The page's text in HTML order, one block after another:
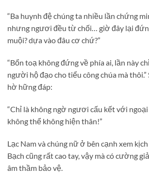
“Ba huynh đệ chúng ta nhiều lần chứng
nhưng ngươi đều từ chối… giờ đây lại
muội? dựa vào đâu cơ chứ?”
“Bổn toạ không đứng về phía ai, lần này
người hộ đạo cho tiểu công chúa mà thôi.”
hờ hững đáp:
“Chỉ là không ngờ ngươi cấu kết với
không thể không hiện thân!”
Lạc Nam và chúng nữ ở bên cạnh xem
Bạch cũng rất cao tay, vậy mà có cường
âm thầm bảo vệ.